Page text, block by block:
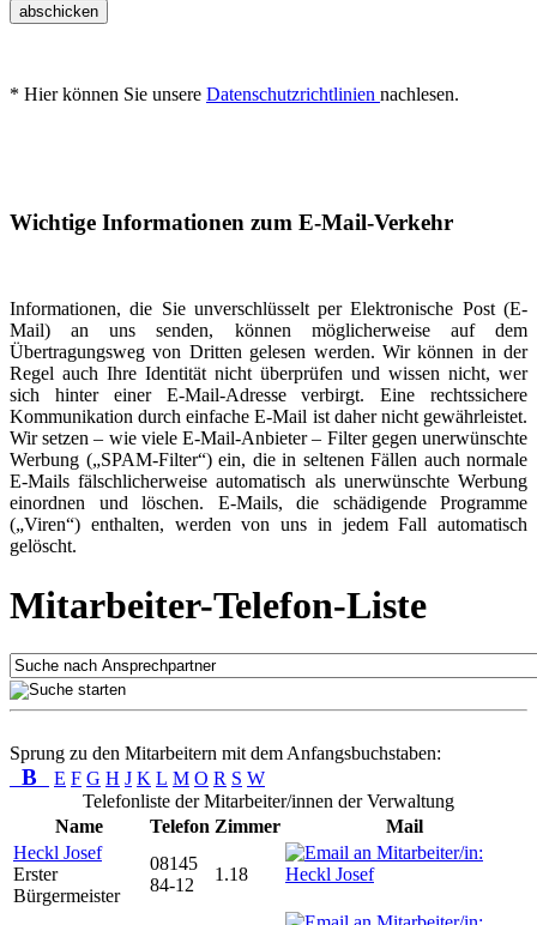
abschicken
* Hier können Sie unsere Datenschutzrichtlinien nachlesen.
Wichtige Informationen zum E-Mail-Verkehr
Informationen, die Sie unverschlüsselt per Elektronische Post (E-
Mail) an uns senden, können möglicherweise auf dem
Übertragungsweg von Dritten gelesen werden. Wir können in der
Regel auch Ihre Identität nicht überprüfen und wissen nicht, wer
sich hinter einer E-Mail-Adresse verbirgt. Eine rechtssichere
Kommunikation durch einfache E-Mail ist daher nicht gewährleistet.
Wir setzen – wie viele E-Mail-Anbieter – Filter gegen unerwünschte
Werbung („SPAM-Filter“) ein, die in seltenen Fällen auch normale
E-Mails fälschlicherweise automatisch als unerwünschte Werbung
einordnen und löschen. E-Mails, die schädigende Programme
(„Viren“) enthalten, werden von uns in jedem Fall automatisch
gelöscht.
Mitarbeiter-Telefon-Liste
Sprung zu den Mitarbeitern mit dem Anfangsbuchstaben:
B E F G H J K L M O R S W
Telefonliste der Mitarbeiter/innen der Verwaltung
Name
Telefon Zimmer
Mail
Heckl Josef
Erster
Bürgermeister
08145
84-12
1.18